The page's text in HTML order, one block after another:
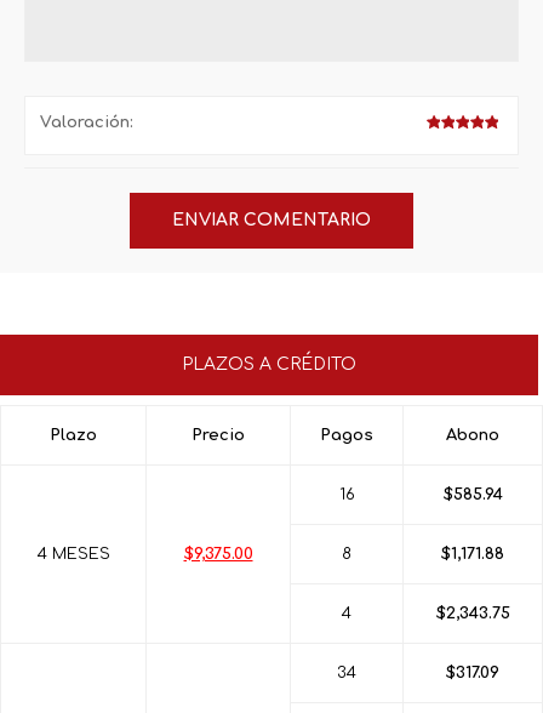
Valoración:
PLAZOS A CRÉDITO
Plazo Precio Pagos Abono
4 MESES $9,375.00
16 $585.94
8 $1,171.88
4 $2,343.75
34 $317.09